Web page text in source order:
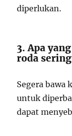
diperlukan.
3. Apa
roda
Segera bawa
untuk
dapat